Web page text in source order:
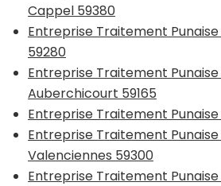
Cappel 59380
Entreprise Traitement
59280
Entreprise Traitement Punaise
Auberchicourt 59165
Entreprise Traitement
Entreprise Traitement
Valenciennes 59300
Entreprise Traitement